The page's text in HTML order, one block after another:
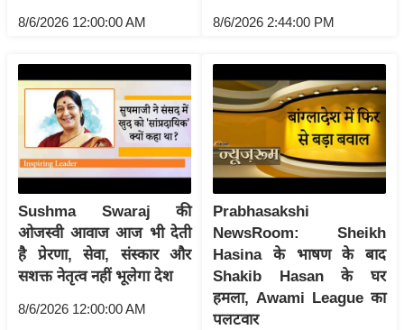
म
/
ध
र्म
स्थ
ल
व्र
8/6/2026 12:00:00 AM 8/6/2026 2:44:00 PM
Sushma Swaraj की
ओजस्वी आवाज आज भी देती
है प्रेरणा, सेवा, संस्कार और
सशक्त नेतृत्व नहीं भूलेगा देश
8/6/2026 12:00:00 AM
Prabhasakshi
NewsRoom: Sheikh
Hasina के भाषण के बाद
Shakib Hasan के घर
हमला, Awami League का
पलटवार